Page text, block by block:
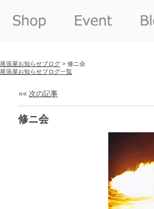
尾張屋お知らせブログ > 修ニ会
尾張屋お知らせブログ一覧
«« 次の記事
修ニ会